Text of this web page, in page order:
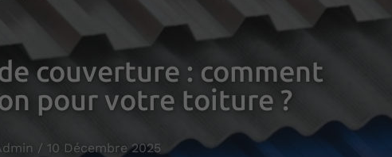
couverture : comment
pour votre toiture ?
/ 10 Décembre 2025